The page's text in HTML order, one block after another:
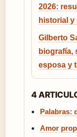
2026:
historial y
Gilberto
biografía,
esposa y
4
Palabras:
Amor